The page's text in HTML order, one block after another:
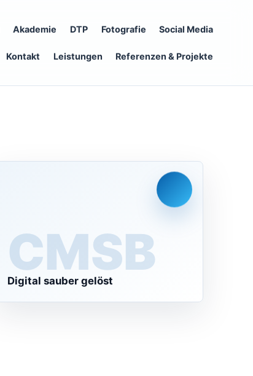
Akademie DTP Fotografie Social Media
Kontakt Leistungen Referenzen & Projekte
CMS
Digital sauber gelöst